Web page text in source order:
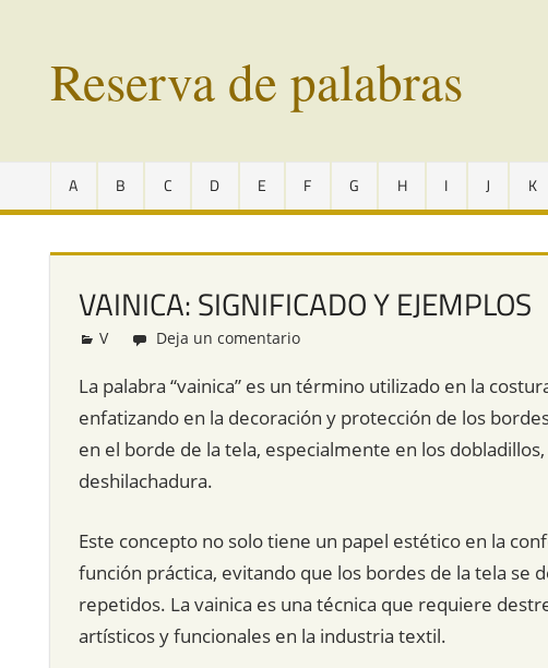
contenidoReserva de palabras
en
vías
extinción
todo
A B C D E F G H I J K
VAINICA: SIGNIFICADO Y EJEMPLOS
Redacción
V Deja un comentario
La palabra “vainica” es un término utilizado en la
enfatizando en la decoración y protección de los
en el borde de la tela, especialmente en los
deshilachadura.
Este concepto no solo tiene un papel estético en la
función práctica, evitando que los bordes de la tela se
repetidos. La vainica es una técnica que requiere
artísticos y funcionales en la industria textil.